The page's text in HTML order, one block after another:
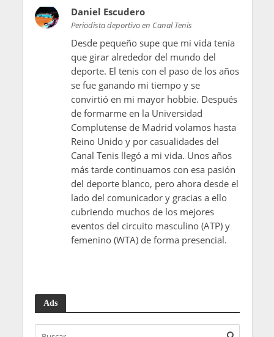
Daniel Escudero
Periodista deportivo en Canal Tenis
Desde pequeño supe que mi vida tenía
que girar alrededor del mundo del
deporte. El tenis con el paso de los años
se fue ganando mi tiempo y se
convirtió en mi mayor hobbie. Después
de formarme en la Universidad
Complutense de Madrid volamos hasta
Reino Unido y por casualidades del
Canal Tenis llegó a mi vida. Unos años
más tarde continuamos con esa pasión
del deporte blanco, pero ahora desde el
lado del comunicador y gracias a ello
cubriendo muchos de los mejores
eventos del circuito masculino (ATP) y
femenino (WTA) de forma presencial.
Ads